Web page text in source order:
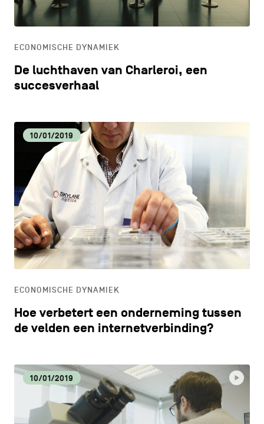
ONDERWIJS
ONTDEKKEN
ECONOMISCHE DYNAMIEK
De luchthaven van Charleroi, een
succesverhaal
10/01/2019
ECONOMISCHE DYNAMIEK
Hoe verbetert een onderneming tussen
de velden een internetverbinding?
10/01/2019